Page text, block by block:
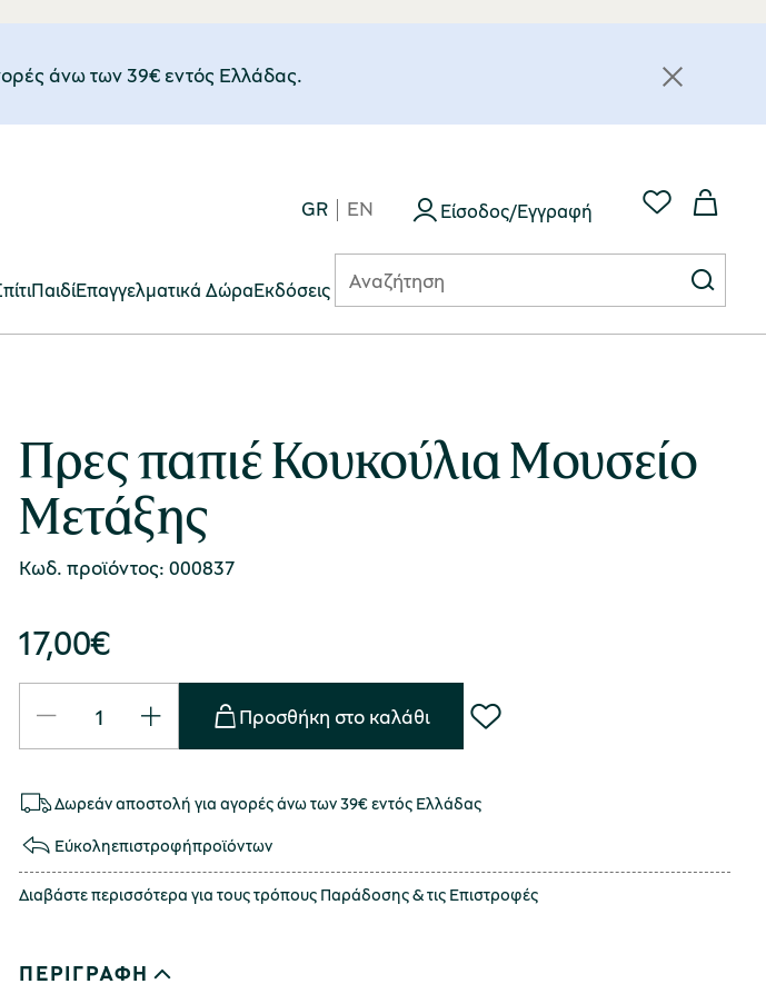
άνω των 39€ εντός Eλλάδας.
ΠαιδίΕπαγγελματικά ΔώραEκδόσεις
GR EN Είσοδος/Εγγραφή
Πρες παπιέ Κουκούλια Μουσείο
Μετάξης
Κωδ. προϊόντος: 000837
17,00€
Προσθήκη στο καλάθι
Δωρεάν αποστολή για αγορές άνω των 39€ εντός Ελλάδας
Εύκοληεπιστροφήπροϊόντων
Διαβάστε περισσότερα για τους τρόπους Παράδοσης& τις Επιστροφές
ΠΕΡΙΓΡΑΦΗ